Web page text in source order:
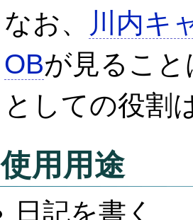
なお、
川内キ
OBが見るこ
としての役割
使用用途
日記を書く